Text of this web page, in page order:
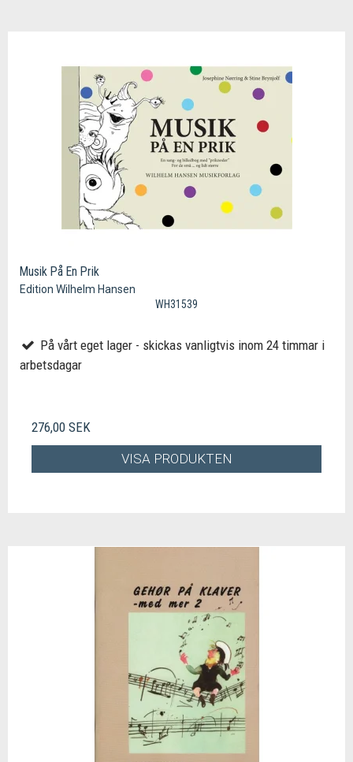
Musik På En Prik
Edition Wilhelm Hansen
WH31539
På vårt eget lager - skickas vanligtvis inom 24 timmar i
arbetsdagar
276,00 SEK
VISA PRODUKTEN